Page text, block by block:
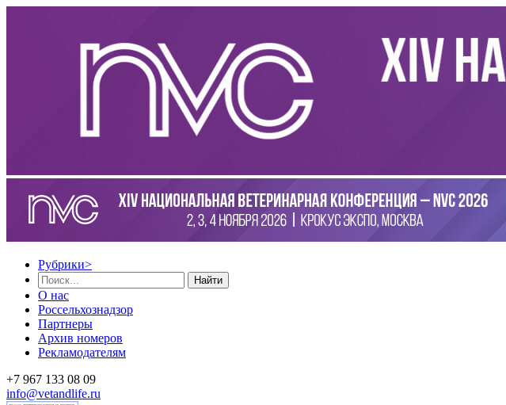
Рубрики>
Найти
О нас
Россельхознадзор
Партнеры
Архив номеров
Рекламодателям
+7 967 133 08 09
info@vetandlife.ru